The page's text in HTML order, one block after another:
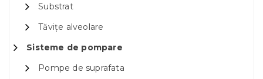
Substrat
Tăvițe alveolare
Sisteme de pompare
Pompe de suprafata